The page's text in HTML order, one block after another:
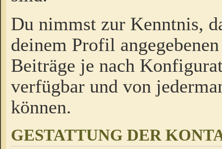
Du nimmst zur Kenntnis,
deinem Profil
Beiträge je nach
verfügbar und von
können.
GESTATTUNG DER